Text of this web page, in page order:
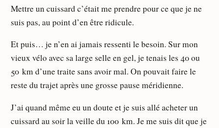
Mettre un cuissard c’était me prendre pour ce que je ne
suis pas, au point d’en être ridicule.
Et puis… je n’en ai jamais ressenti le besoin. Sur mon
vieux vélo avec sa large selle en gel, je tenais les 40 ou
50 km d’une traite sans avoir mal. On pouvait faire le
reste du trajet après une grosse pause méridienne.
J’ai quand même eu un doute et je suis allé acheter un
cuissard au soir la veille du 100 km. Je me suis dit que je